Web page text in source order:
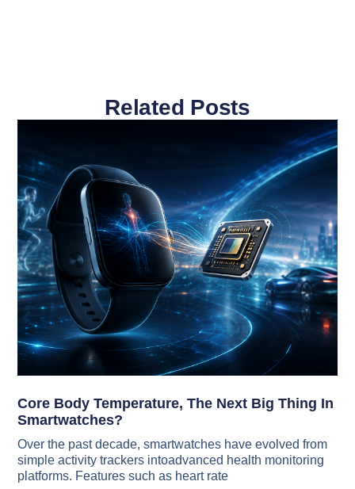
Related Posts
Core Body Temperature, The Next Big Thing In
Smartwatches?
Over the past decade, smartwatches have evolved from
simple activity trackers intoadvanced health monitoring
platforms. Features such as heart rate